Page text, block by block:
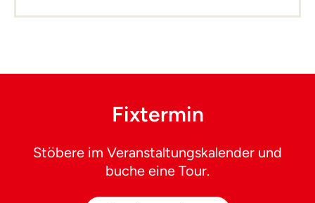
Fixtermin
Stöbere im Veranstaltungskalender und
buche eine Tour.